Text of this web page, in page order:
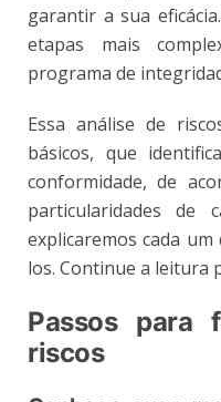
garantir a sua
etapas mais
programa de
Essa análise de
básicos, que
conformidade, de
particularidades de
explicaremos cada
los. Continue a leitura
Passos para
riscos